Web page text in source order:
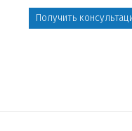
Получить